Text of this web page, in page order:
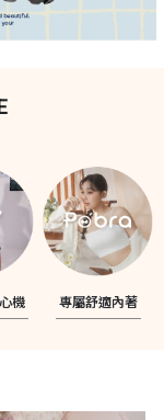
機 專屬舒適內著